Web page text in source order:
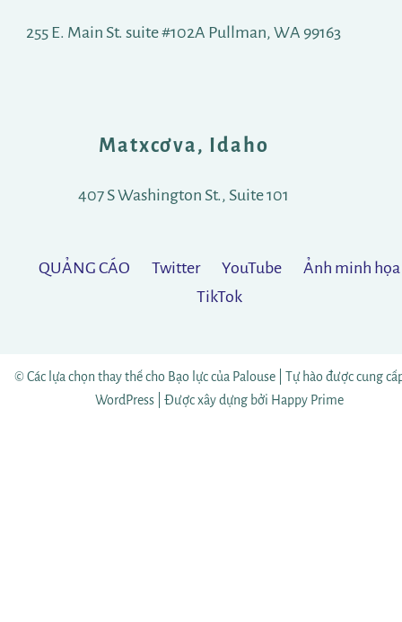
255 E. Main St. suite #102A Pullman, WA 99163
Matxcơva, Idaho
407 S Washington St., Suite 101
QUẢNG CÁO Twitter YouTube
Ảnh minh họa
TikTok
© Các lựa chọn thay thế cho Bạo lực của Palouse | Tự hào được cung
WordPress
|Được xây dựng bởi Happy Prime